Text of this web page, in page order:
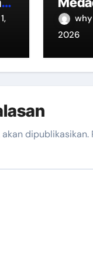
2026
dipublikasikan.